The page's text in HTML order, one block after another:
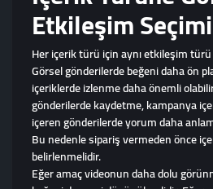
Etkileşim Seçimi
Her içerik türü için aynı etkileşim
Görsel gönderilerde beğeni daha ön
içeriklerde izlenme daha önemli
gönderilerde kaydetme, kampanya
içeren gönderilerde yorum daha
Bu nedenle sipariş vermeden önce
belirlenmelidir.
Eğer amaç videonun daha dolu